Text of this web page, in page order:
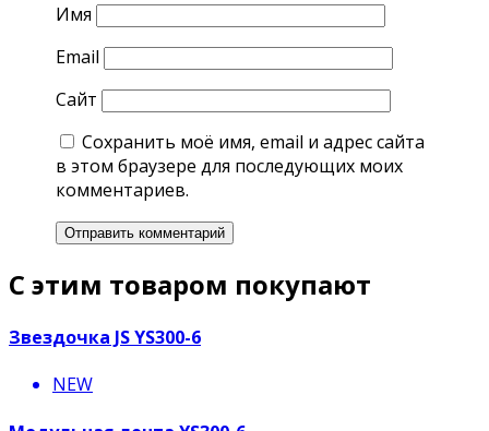
Имя
Email
Сайт
Сохранить моё имя, email и адрес сайта
в этом браузере для последующих моих
комментариев.
С этим товаром покупают
Звездочка JS YS300-6
NEW